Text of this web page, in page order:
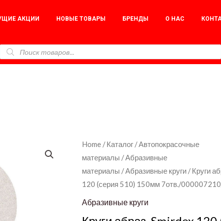
АКЦИИ НОВЫЕ ТОВАРЫ БРЕНДЫ О НАС
Home /Каталог /Автопокрасочные
материалы /Абразивные
материалы /Абразивные круги / Круги
120 (серия 510) 150мм 7отв./
Абразивные круги
Круги
абраз.
Smirdex
120
(серия
510)